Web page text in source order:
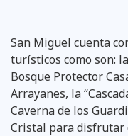
San Miguel cuenta
turísticos como son:
Bosque Protector
Arrayanes, la
Caverna de los
Cristal para disfrutar